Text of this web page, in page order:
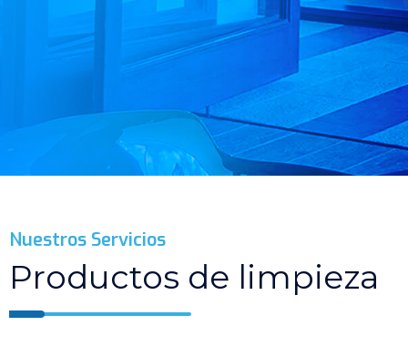
Nuestros Servicios
Productos de limpieza